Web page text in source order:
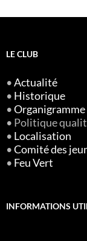
LE CLUB
•Actualité
• Historique
•Organigramme
• Politique
• Localisation
•Comité des
• Feu Vert
INFORMATIONS